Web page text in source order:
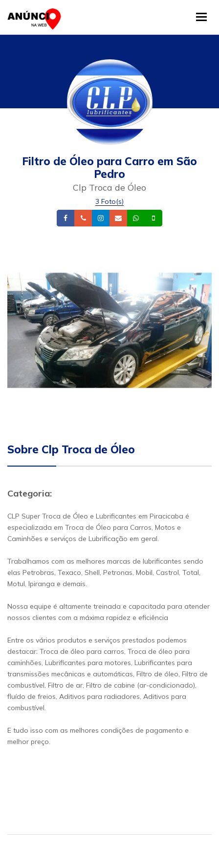
Filtro de Óleo para Carro em São
Pedro
Clp Troca de Óleo
3 Foto(s)
FacebookTelefoneInstagram
Email Whatsapp
Sobre Clp Troca de Óleo
Categoria:
CLP Super Troca de Óleo e Lubrificantes em Piracicaba é
especializada em Troca de Óleo para Carros, Motos e
Caminhões e serviços de Lubrificação em geral.
Trabalhamos com as melhores marcas de lubrificantes sendo
elas Petrobras, Texaco, Shell, Petronas, Mobil, Castrol, Total,
Motul, Ipiranga e demais.
Nossa equipe é altamente treinada e capacitada para atender
nossos clientes com a máxima rapidez e eficiência
Entre os vários produtos e serviços prestados podemos
destacar: Troca de óleo para carros, Troca de óleo para
caminhões, Lubrificantes para motores, Lubrificantes para
transmissões mecânicas e automáticas, Filtro de óleo, Filtro de
combustível, Filtro de ar, Filtro de cabine (ar-condicionado),
fluído de freios, Aditivos para radiadores, Aditivos para
combustível.
E tudo isso com as melhores condições de pagamento e
melhor preço.